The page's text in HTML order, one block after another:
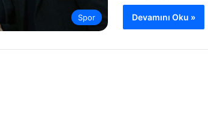
Spor Devamını Oku »